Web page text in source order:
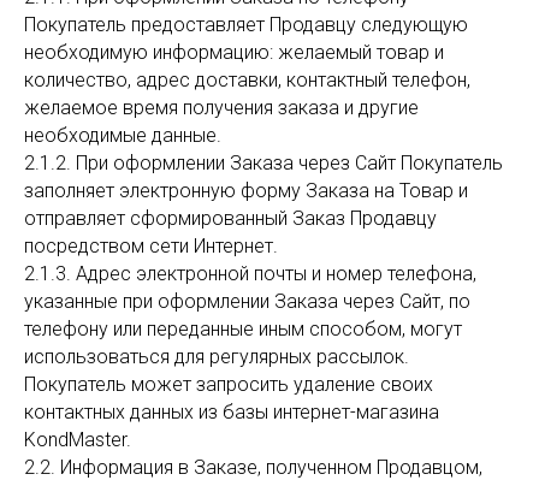
Покупатель предоставляет Продавцу следующую
необходимую информацию: желаемый товар и
количество, адрес доставки, контактный телефон,
желаемое время получения заказа и другие
необходимые данные.
2.1.2. При оформлении Заказа через Сайт Покупатель
заполняет электронную форму Заказа на Товар и
отправляет сформированный Заказ Продавцу
посредством сети Интернет.
2.1.3. Адрес электронной почты и номер телефона,
указанные при оформлении Заказа через Сайт, по
телефону или переданные иным способом, могут
использоваться для регулярных рассылок.
Покупатель может запросить удаление своих
контактных данных из базы интернет-магазина
KondMaster.
2.2. Информация в Заказе, полученном Продавцом,